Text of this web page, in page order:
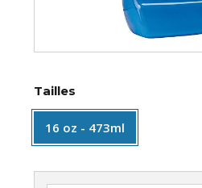
Tailles
16 oz - 473ml